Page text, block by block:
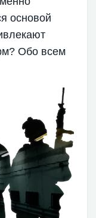
основой
Обо всем